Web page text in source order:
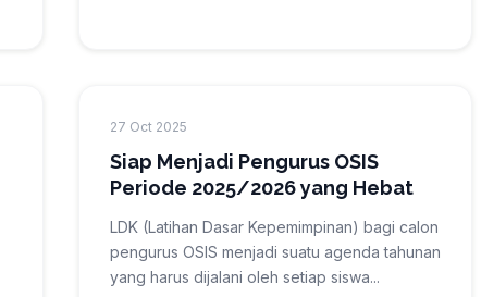
27 Oct 2025
Siap Menjadi Pengurus OSIS
Periode 2025/2026 yang Hebat
LDK (Latihan Dasar Kepemimpinan) bagi calon
pengurus OSIS menjadi suatu agenda tahunan
yang harus dijalani oleh setiap siswa...